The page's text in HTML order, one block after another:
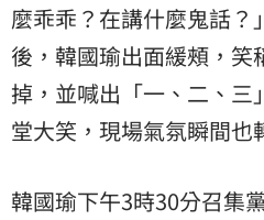
麼乖乖？在講什麼鬼話？
後，韓國瑜出面緩頰，笑
掉，並喊出「一、二、
堂大笑，現場氣氛瞬間也
韓國瑜下午3時30分召集